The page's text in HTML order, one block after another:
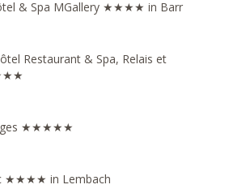
& Spa MGallery ★★★★ in Barr
Restaurant & Spa, Relais et
★★★★★
★★★★ in Lembach